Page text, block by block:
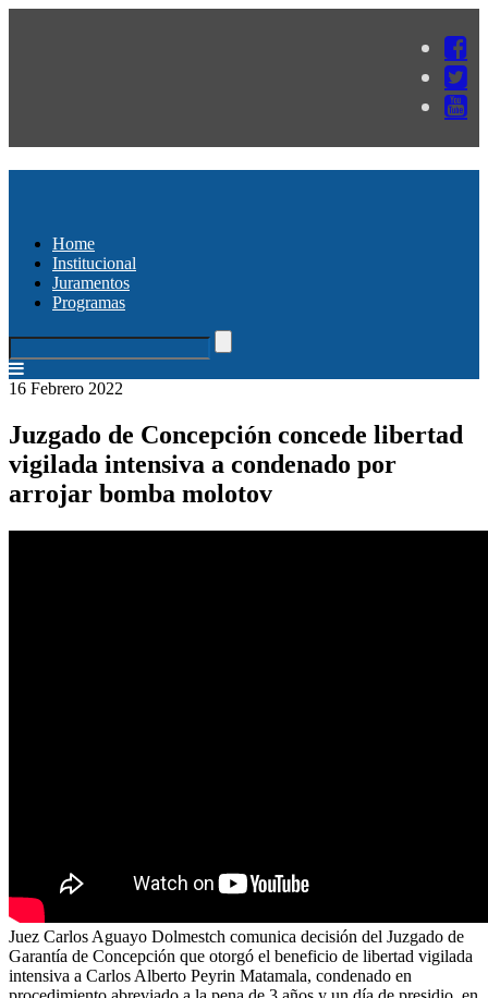
Home
Institucional
Juramentos
Programas
16 Febrero 2022
Juzgado de Concepción concede libertad
vigilada intensiva a condenado por
arrojar bomba molotov
Juez Carlos Aguayo Dolmestch comunica decisión del Juzgado de
Garantía de Concepción que otorgó el beneficio de libertad vigilada
intensiva a Carlos Alberto Peyrin Matamala, condenado en